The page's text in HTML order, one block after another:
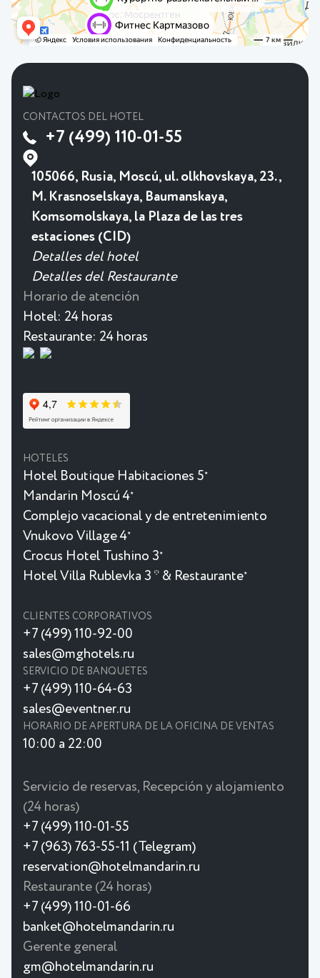
CONTACTOS DEL HOTEL
+7 (499) 110-01-55
105066, Rusia, Moscú, ul. olkhovskaya, 23.,
M. Krasnoselskaya, Baumanskaya,
Komsomolskaya, la Plaza de las tres
estaciones (CID)
Detalles del hotel
Detalles del Restaurante
Horario de atención
Hotel: 24 horas
Restaurante: 24 horas
HOTELES
Hotel Boutique Habitaciones 5★
Mandarin Moscú 4★
Complejo vacacional y de entretenimiento
Vnukovo Village 4★
Crocus Hotel Tushino 3★
Hotel Villa Rublevka 3 * & Restaurante★
CLIENTES CORPORATIVOS
+7 (499) 110-92-00
sales@mghotels.ru
SERVICIO DE BANQUETES
+7 (499) 110-64-63
sales@eventner.ru
HORARIO DE APERTURA DE LA OFICINA DE VENTAS
10:00 a 22:00
Servicio de reservas, Recepción y alojamiento
(24 horas)
+7 (499) 110-01-55
+7 (963) 763-55-11 (Telegram)
reservation@hotelmandarin.ru
Restaurante (24 horas)
+7 (499) 110-01-66
banket@hotelmandarin.ru
Gerente general
gm@hotelmandarin.ru